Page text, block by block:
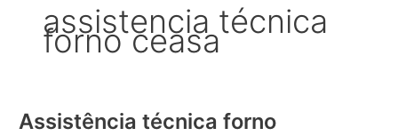
assistencia técnica
forno ceasa
Assistência técnica forno